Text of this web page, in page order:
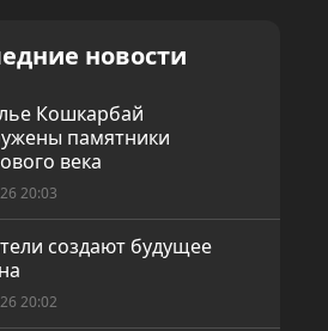
новости
Кошкарбай
памятники
века
20:03
создают будущее
20:02